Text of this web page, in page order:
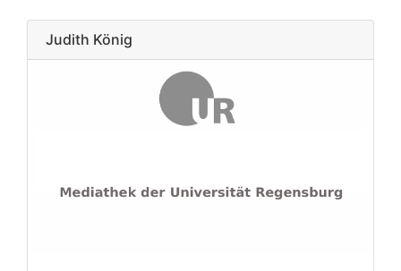
Judith König